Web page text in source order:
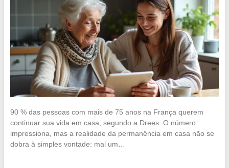
90 % das pessoas com mais de 75 anos na França querem
continuar sua vida em casa, segundo a Drees. O número
impressiona, mas a realidade da permanência em casa não se
dobra à simples vontade: mal um…